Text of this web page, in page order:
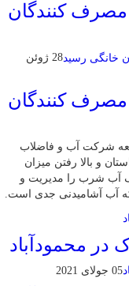
مصرف كنندگان
28 ژوئن
مصرف كنندگان
شرکت آب و فاضلاب
و بالا رفتن میزان
آب شرب را مدیریت و
آب آشامیدنی جدی است.
در محمودآباد
05 جولای 2021